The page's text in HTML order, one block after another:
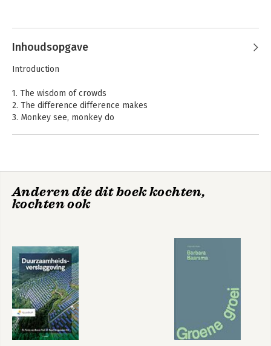
Inhoudsopgave
Introduction
1. The wisdom of crowds
2. The difference difference makes
3. Monkey see, monkey do
9. Committees, juries and teams
10. The company
Notes
Anderen die dit boek kochten,
kochten ook